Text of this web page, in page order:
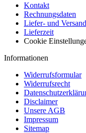
Kontakt
Rechnungsdaten
Liefer- und
Lieferzeit
Cookie
Informationen
Widerrufsformular
Widerrufsrecht
Disclaimer
Unsere AGB
Impressum
Sitemap